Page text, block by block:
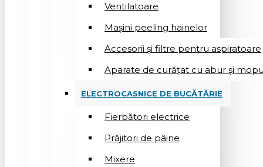
Ventilatoare
Mașini peeling hainelor
Accesorii și filtre pentru aspiratoare
Aparate de curățat cu abur și
ELECTROCASNICE DE BUCĂTĂRIE
Fierbători electrice
Prăjitori de pâine
Mixere